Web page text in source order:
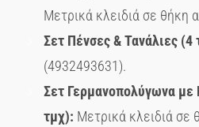
Μετρικά κλειδιά σε θήκη
Σετ Πένσες & Τανάλιες (4
(4932493631).
Σετ Γερμανοπολύγωνα με
τμχ): Μετρικά κλειδιά σε